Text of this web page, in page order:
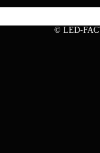
© LED-